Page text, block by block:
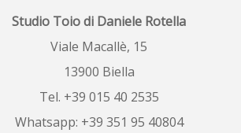
fatto valutare il  mio  alloggio , profe
leggi tutto
ombretta porrino
Ottimo servizio,
sono riuscita a vendere il mio alloggio
Studio Toio di Daniele Rotella
Viale Macallè, 15
13900 Biella
Tel. +39 015 40 2535
Whatsapp: +39 351 95 40804